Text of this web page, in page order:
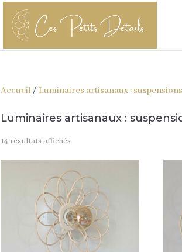
Accueil/ Luminaires artisanaux :
Luminaires artisanaux :
14 résultats affichés